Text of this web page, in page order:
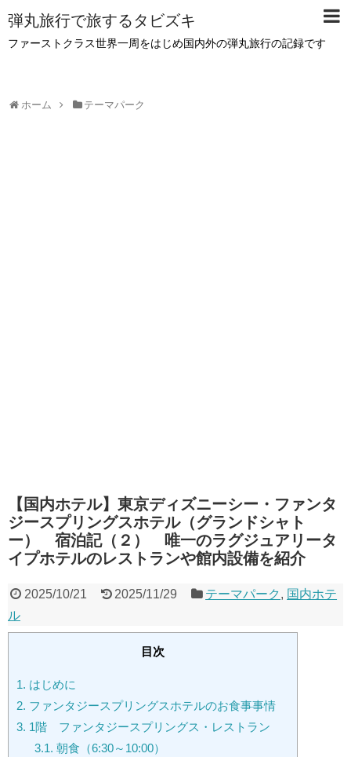
弾丸旅行で旅するタビズキ
ファーストクラス世界一周をはじめ国内外の弾丸旅行の記録です
ホーム テーマパーク
【国内ホテル】東京ディズニーシー・ファンタ
ジースプリングスホテル（グランドシャト
ー） 宿泊記（２） 唯一のラグジュアリータ
イプホテルのレストランや館内設備を紹介
2025/10/21 2025/11/29 テーマパーク , 国内ホテ
ル
目次
1. はじめに
2. ファンタジースプリングスホテルのお食事事情
3. 1階 ファンタジースプリングス・レストラン
3.1. 朝食（6:30～10:00）